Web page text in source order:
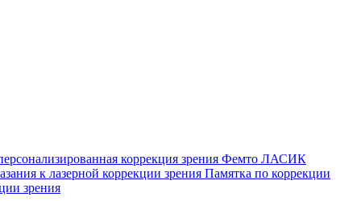
коррекция зрения Фемто ЛАСИК
к лазерной коррекции зрения Памятка по коррекции
зрения